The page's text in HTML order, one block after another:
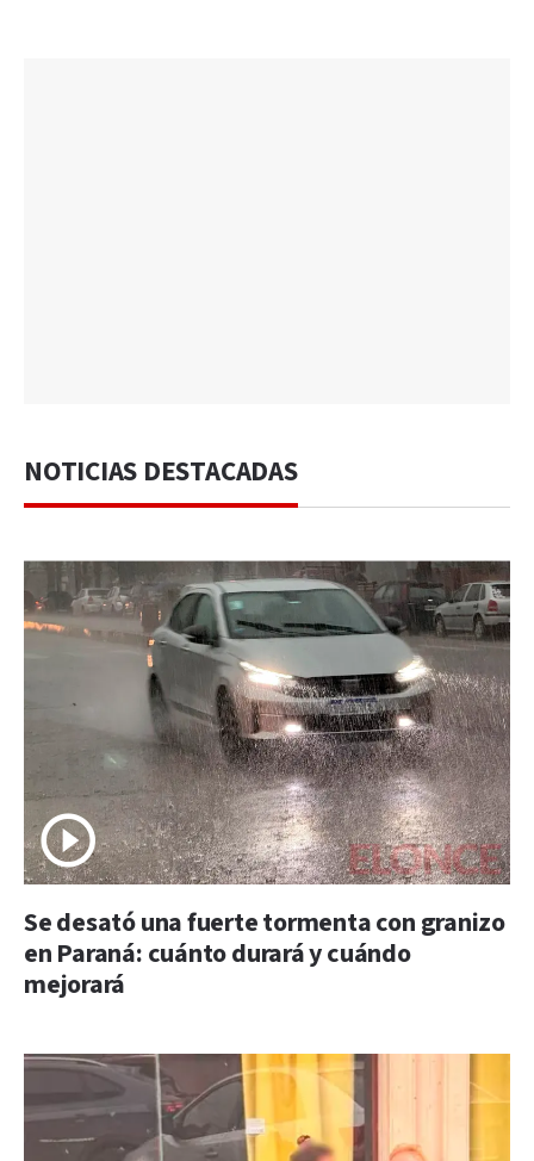
NOTICIAS DESTACADAS
Se desató una fuerte tormenta con granizo
en Paraná: cuánto durará y cuándo
mejorará